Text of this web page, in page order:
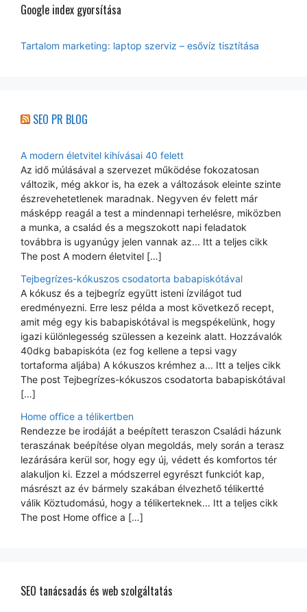
Google index gyorsítása
Tartalom marketing: laptop szerviz – esővíz tisztítása
SEO PR BLOG
A modern életvitel kihívásai 40 felett
Az idő múlásával a szervezet működése fokozatosan
változik, még akkor is, ha ezek a változások eleinte szinte
észrevehetetlenek maradnak. Negyven év felett már
másképp reagál a test a mindennapi terhelésre, miközben
a munka, a család és a megszokott napi feladatok
továbbra is ugyanúgy jelen vannak az... Itt a teljes cikk
The post A modern életvitel […]
Tejbegrízes-kókuszos csodatorta babapiskótával
A kókusz és a tejbegríz együtt isteni ízvilágot tud
eredményezni. Erre lesz példa a most következő recept,
amit még egy kis babapiskótával is megspékelünk, hogy
igazi különlegesség szülessen a kezeink alatt. Hozzávalók
40dkg babapiskóta (ez fog kellene a tepsi vagy
tortaforma aljába) A kókuszos krémhez a... Itt a teljes cikk
The post Tejbegrízes-kókuszos csodatorta babapiskótával
[…]
Home office a télikertben
Rendezze be irodáját a beépített teraszon Családi házunk
teraszának beépítése olyan megoldás, mely során a terasz
lezárására kerül sor, hogy egy új, védett és komfortos tér
alakuljon ki. Ezzel a módszerrel egyrészt funkciót kap,
másrészt az év bármely szakában élvezhető télikertté
válik Köztudomású, hogy a télikerteknek... Itt a teljes cikk
The post Home office a […]
SEO tanácsadás és web szolgáltatás